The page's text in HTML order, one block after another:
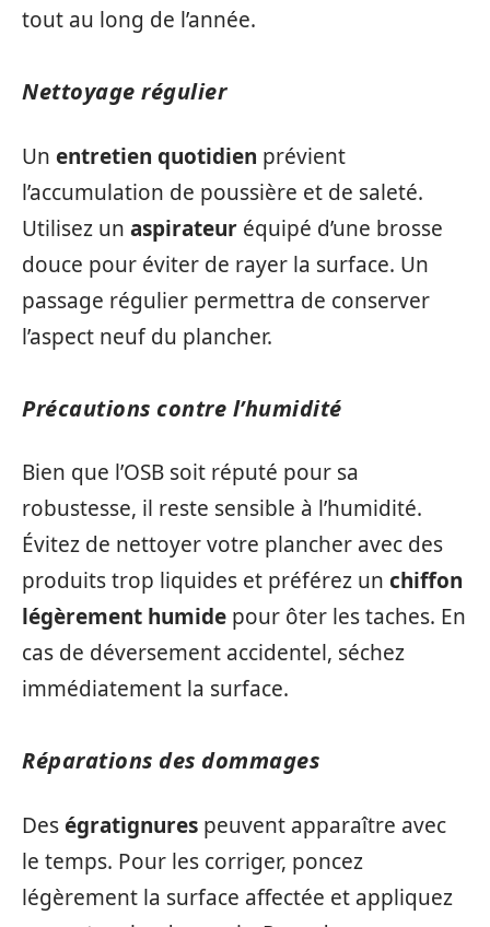
tout au long de l’année.
Nettoyage régulier
Un entretien quotidien prévient
l’accumulation de poussière et de saleté.
Utilisez un aspirateur équipé d’une brosse
douce pour éviter de rayer la surface. Un
passage régulier permettra de conserver
l’aspect neuf du plancher.
Précautions contre l’humidité
Bien que l’OSB soit réputé pour sa
robustesse, il reste sensible à l’humidité.
Évitez de nettoyer votre plancher avec des
produits trop liquides et préférez un chiffon
légèrement humide pour ôter les taches. En
cas de déversement accidentel, séchez
immédiatement la surface.
Réparations des dommages
Deségratignures peuvent apparaître avec
le temps. Pour les corriger, poncez
légèrement la surface affectée et appliquez